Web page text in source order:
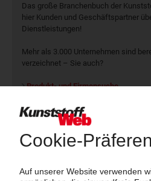
Das große Branchenbuch der
hier Kunden und Geschäftspartner
Dienstleistungen!
Mehr als 3.000 Unternehmen sind
verzeichnet – Sie auch?
Produkt- und Firmensuche